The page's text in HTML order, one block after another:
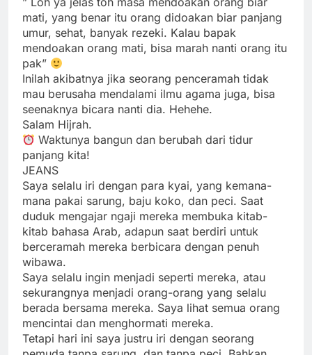
mati, yang benar itu orang didoakan biar panjang
umur, sehat, banyak rezeki. Kalau bapak
mendoakan orang mati, bisa marah nanti orang itu
pak”
Inilah akibatnya jika seorang penceramah tidak
mau berusaha mendalami ilmu agama juga, bisa
seenaknya bicara nanti dia. Hehehe.
Salam Hijrah.
Waktunya bangun dan berubah dari tidur
panjang kita!
JEANS
Saya selalu iri dengan para kyai, yang kemana-
mana pakai sarung, baju koko, dan peci. Saat
duduk mengajar ngaji mereka membuka kitab-
kitab bahasa Arab, adapun saat berdiri untuk
berceramah mereka berbicara dengan penuh
wibawa.
Saya selalu ingin menjadi seperti mereka, atau
sekurangnya menjadi orang-orang yang selalu
berada bersama mereka. Saya lihat semua orang
mencintai dan menghormati mereka.
Tetapi hari ini saya justru iri dengan seorang